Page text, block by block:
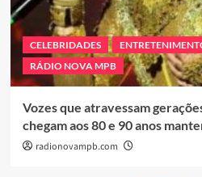
CELEBRIDADES
RÁDIO NOVA MPB
Vozes que atravessam
chegam aos 80 e 90 anos
radionovampb.com